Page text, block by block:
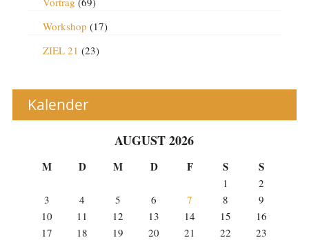
Workshop (17)
ZIEL 21 (23)
Kalender
AUGUST 2026
M D M D F S S
1
2
3
4 5 6 7 8
9
10
11 12 13 14 15
16
17
18 19 20 21 22
23